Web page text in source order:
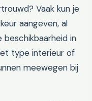
Vaak kun je
aangeven, al
beschikbaarheid in
type interieur of
meewegen bij